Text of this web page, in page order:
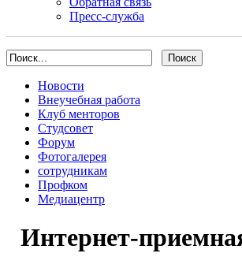
Пресс-служба
Новости
Внеучебная работа
Клуб менторов
Студсовет
Форум
Фотогалерея
сотрудникам
Профком
Медиацентр
Интернет-